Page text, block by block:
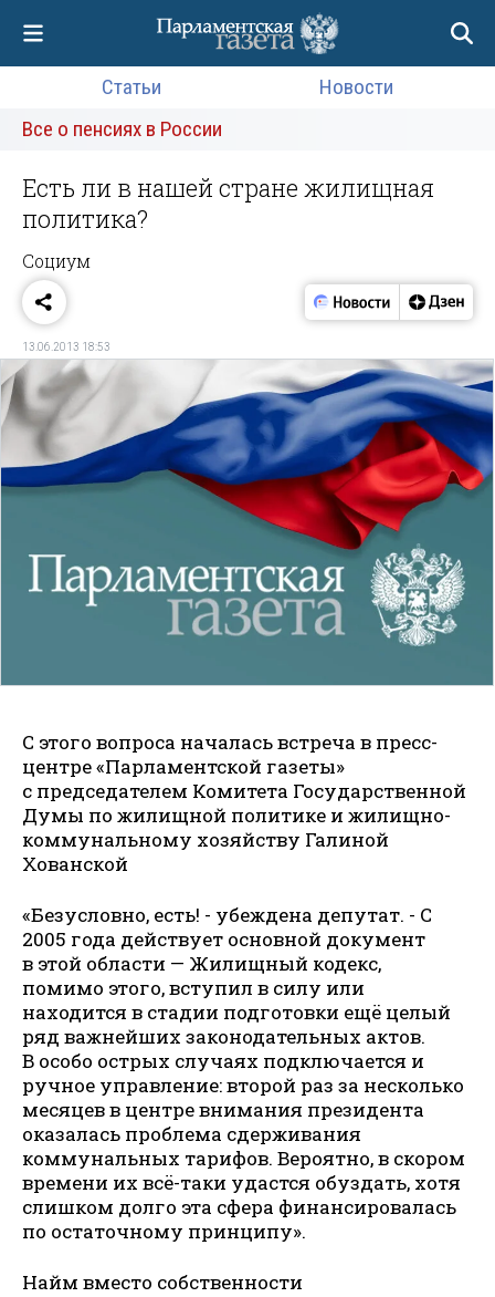
Статьи
Новости
Все о пенсиях в России
Есть ли в нашей стране жилищная
политика?
Социум
13.06.2013 18:53
С этого вопроса началась встреча в пресс-
центре «Парламентской газеты»
с председателем Комитета Государственной
Думы по жилищной политике и жилищно-
коммунальному хозяйству Галиной
Хованской
«Безусловно, есть! - убеж­дена депутат. - С
2005 года действует основной документ
в этой области — Жилищный кодекс,
помимо этого, вступил в силу или
находится в стадии подготовки ещё целый
ряд важнейших законодательных актов.
В особо острых случаях подключается и
ручное управление: второй раз за несколько
месяцев в центре внимания президента
оказалась проблема сдерживания
коммунальных тарифов. Вероятно, в скором
времени их всё-таки удастся обуздать, хотя
слишком долго эта сфера финансировалась
по остаточному принципу».
Найм вместо собственности